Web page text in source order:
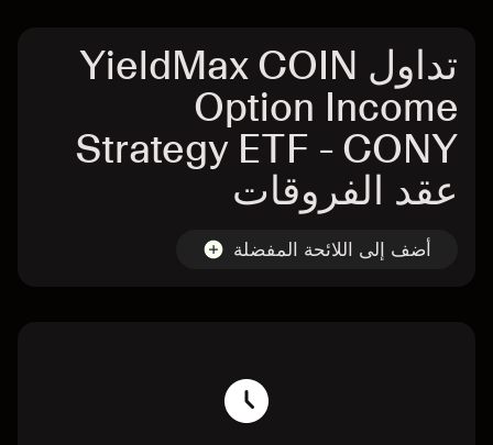
تداول YieldMax COIN
Option Income
Strategy ETF - CONY
عقد الفروقات
أضف إلى اللائحة المفضلة